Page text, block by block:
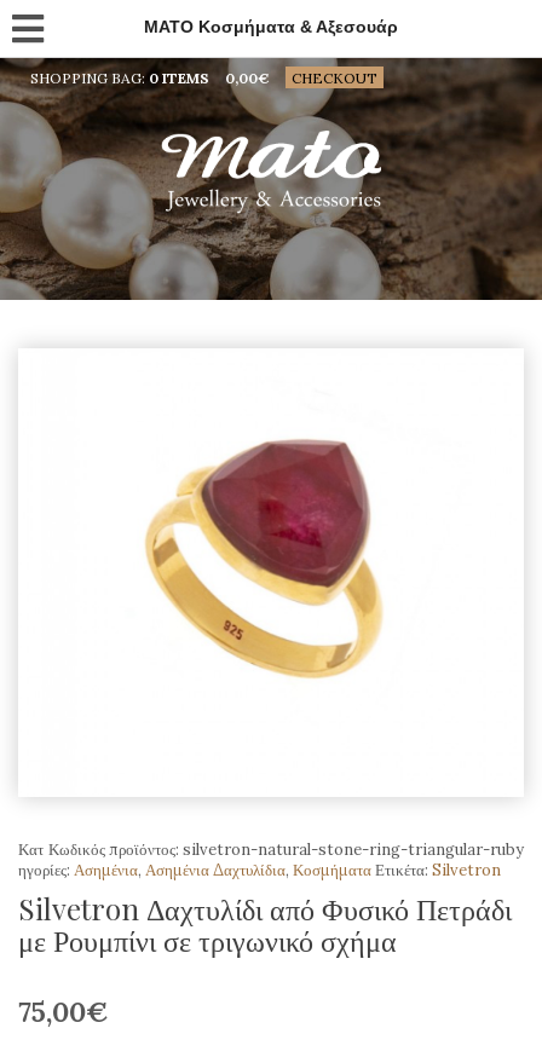
MATO Κοσμήματα & Αξεσουάρ
SHOPPING BAG: 0 ITEMS 0,00€ CHECKOUT
Κωδικός προϊόντος: silvetron-natural-stone-ring-triangular-ruby
Κατ
ηγορίες: Ασημένια, Ασημένια Δαχτυλίδια, ΚοσμήματαΕτικέτα: Silvetron
Silvetron Δαχτυλίδι από Φυσικό Πετράδι
με Ρουμπίνι σε τριγωνικό σχήμα
75,00€